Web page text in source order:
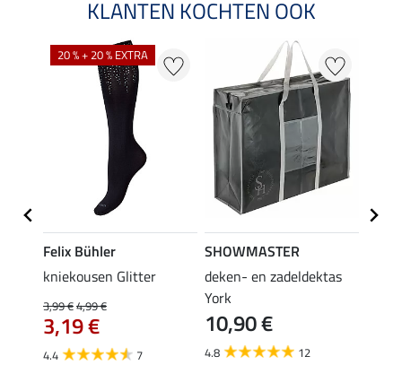
KLANTEN KOCHTEN OOK
20 % + 20 % EXTRA
Felix Bühler
kniekousen Glitter
3,99 €4,99 €
3,19 €
4.4 7
SHOWMASTER
deken- en zadeldektas
York
10,90 €
4.8 12